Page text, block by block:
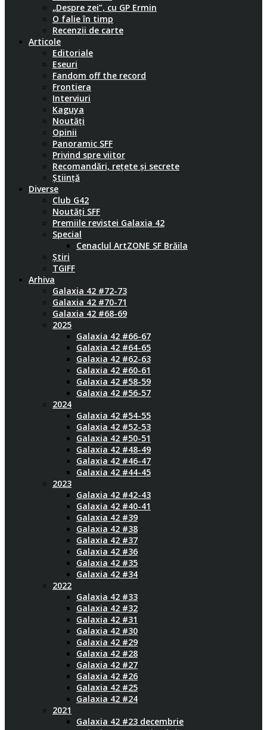
„Despre zei”, cu GP Ermin
O falie în timp
Recenzii de carte
Articole
Editoriale
Eseuri
Fandom off the record
Frontiera
Interviuri
Kaguya
Noutăți
Opinii
Panoramic SFF
Privind spre viitor
Recomandări, rețete și secrete
Știință
Diverse
Club G42
Noutăți SFF
Premiile revistei Galaxia 42
Special
Cenaclul ArtZONE SF Brăila
Știri
TGIFF
Arhiva
Galaxia 42 #72-73
Galaxia 42 #70-71
Galaxia 42 #68-69
2025
Galaxia 42 #66-67
Galaxia 42 #64-65
Galaxia 42 #62-63
Galaxia 42 #60-61
Galaxia 42 #58-59
Galaxia 42 #56-57
2024
Galaxia 42 #54-55
Galaxia 42 #52-53
Galaxia 42 #50-51
Galaxia 42 #48-49
Galaxia 42 #46-47
Galaxia 42 #44-45
2023
Galaxia 42 #42-43
Galaxia 42 #40-41
Galaxia 42 #39
Galaxia 42 #38
Galaxia 42 #37
Galaxia 42 #36
Galaxia 42 #35
Galaxia 42 #34
2022
Galaxia 42 #33
Galaxia 42 #32
Galaxia 42 #31
Galaxia 42 #30
Galaxia 42 #29
Galaxia 42 #28
Galaxia 42 #27
Galaxia 42 #26
Galaxia 42 #25
Galaxia 42 #24
2021
Galaxia 42 #23 decembrie